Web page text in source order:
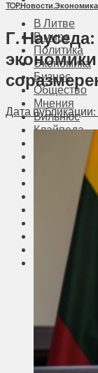
В Литве
В мире
Политика
Экономика
Бизнес
Общество
Мнения
Вильнюс
Клайпеда
Транспорт
Выбор
Калейдоскоп
Сейм Литвы
Культура
Больше
Туризм
ЛК
TOP,Новости,Экономика
Г.
Дата